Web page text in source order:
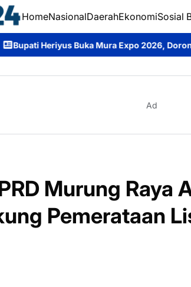
HomeNasionalDaerahEkonomiSosial
Expo 2026, Dorong UMKM Perkuat
Ad
Murung Raya
Pemerataan